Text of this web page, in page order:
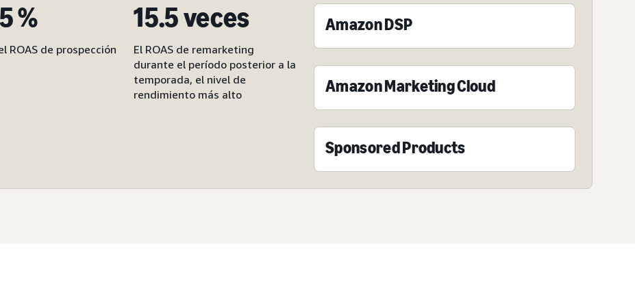
%
ROAS de prospección
15.5 veces
El ROAS de remarketing
durante el período posterior a la
temporada, el nivel de
rendimiento más alto
Amazon DSP
Amazon Marketing Cloud
Sponsored Products